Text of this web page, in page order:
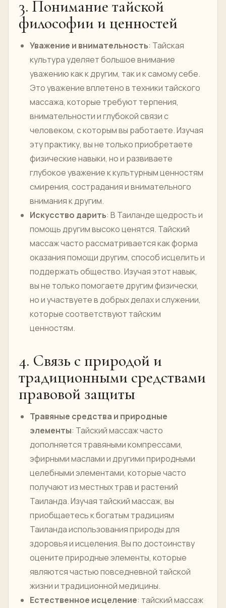
3. Понимание тайской
философии и ценностей
Уважение и внимательность: Тайская
культура уделяет большое внимание
уважению как к другим, так и к самому себе.
Это уважение вплетено в техники тайского
массажа, которые требуют терпения,
внимательности и глубокой связи с
человеком, с которым вы работаете. Изучая
эту практику, вы не только приобретаете
физические навыки, но и развиваете
глубокое уважение к культурным ценностям
смирения, сострадания и внимательного
внимания к другим.
Искусство дарить: В Таиланде щедрость и
помощь другим высоко ценятся. Тайский
массаж часто рассматривается как форма
оказания помощи другим, способ исцелить и
поддержать общество. Изучая этот навык,
вы не только помогаете другим физически,
но и участвуете в добрых делах и служении,
которые соответствуют тайским
ценностям.
4. Связь с природой и
традиционными средствами
правовой защиты
Травяные средства и природные
элементы: Тайский массаж часто
дополняется травяными компрессами,
эфирными маслами и другими природными
целебными элементами, которые часто
получают из местных трав и растений
Таиланда. Изучая тайский массаж, вы
приобщаетесь к богатым традициям
Таиланда использования природы для
здоровья и исцеления. Вы по достоинству
оцените природные элементы, которые
являются частью повседневной тайской
жизни и традиционной медицины.
Естественное исцеление: тайский массаж